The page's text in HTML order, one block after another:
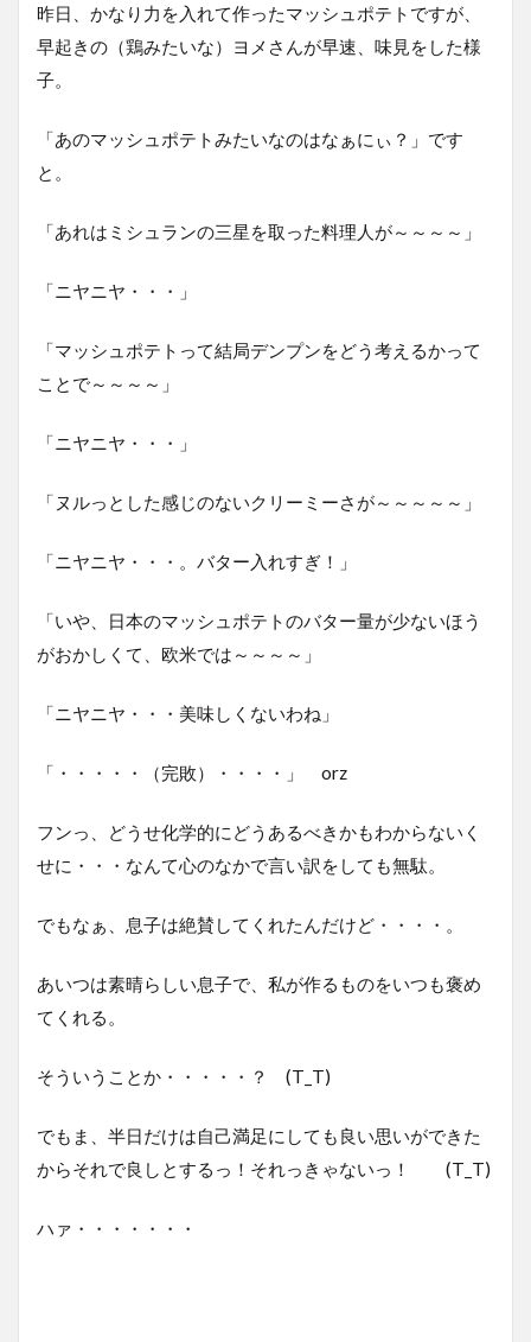
昨日、かなり力を入れて作ったマッシュポテトですが、
早起きの（鶏みたいな）ヨメさんが早速、味見をした様
子。
「あのマッシュポテトみたいなのはなぁにぃ？」です
と。
「あれはミシュランの三星を取った料理人が～～～～」
「ニヤニヤ・・・」
「マッシュポテトって結局デンプンをどう考えるかって
ことで～～～～」
「ニヤニヤ・・・」
「ヌルっとした感じのないクリーミーさが～～～～～」
「ニヤニヤ・・・。バター入れすぎ！」
「いや、日本のマッシュポテトのバター量が少ないほう
がおかしくて、欧米では～～～～」
「ニヤニヤ・・・美味しくないわね」
「・・・・・（完敗）・・・・」 orz
フンっ、どうせ化学的にどうあるべきかもわからないく
せに・・・なんて心のなかで言い訳をしても無駄。
でもなぁ、息子は絶賛してくれたんだけど・・・・。
あいつは素晴らしい息子で、私が作るものをいつも褒め
てくれる。
そういうことか・・・・・？ (T_T)
でもま、半日だけは自己満足にしても良い思いができた
からそれで良しとするっ！それっきゃないっ！ (T_T)
ハァ・・・・・・・